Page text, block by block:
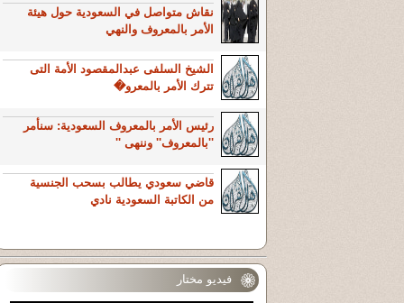
نقاش متواصل في السعودية حول هيئة
الأمر بالمعروف والنهي
الشيخ السلفى عبدالمقصود الأمة التى
تترك الأمر بالمعرو�
رئيس الأمر بالمعروف السعودية: سنأمر
''بالمعروف'' وننهى ''
قاضي سعودي يطالب بسحب الجنسية
من الكاتبة السعودية نادي
فيديو مختار